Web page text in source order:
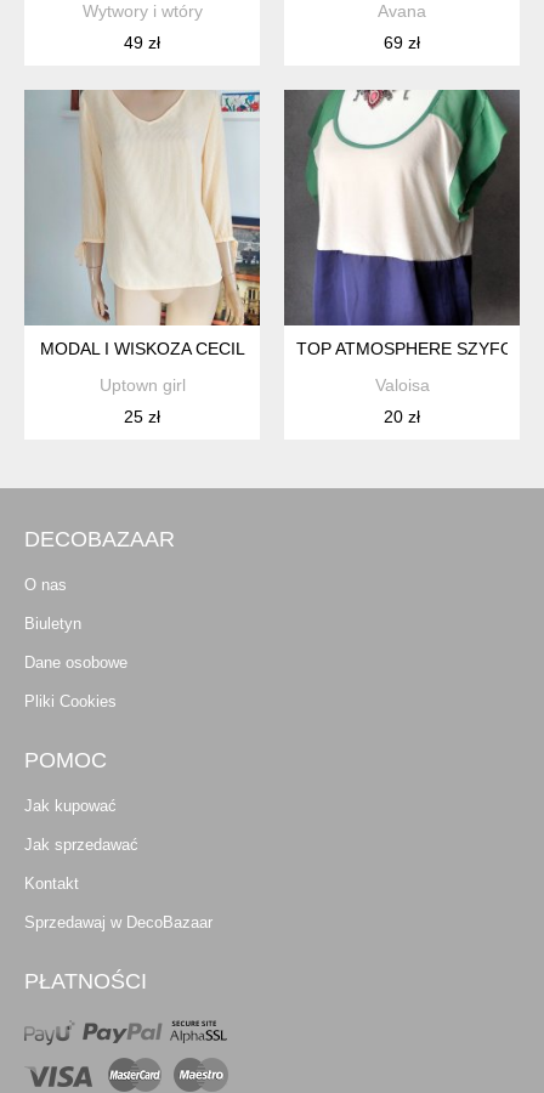
Wytwory i wtóry
49 zł
Avana
69 zł
MODAL I WISKOZA CECIL
Uptown girl
25 zł
TOP ATMOSPHERE SZYFON
Valoisa
20 zł
DECOBAZAAR
O nas
Biuletyn
Dane osobowe
Pliki Cookies
POMOC
Jak kupować
Jak sprzedawać
Kontakt
Sprzedawaj w DecoBazaar
PŁATNOŚCI